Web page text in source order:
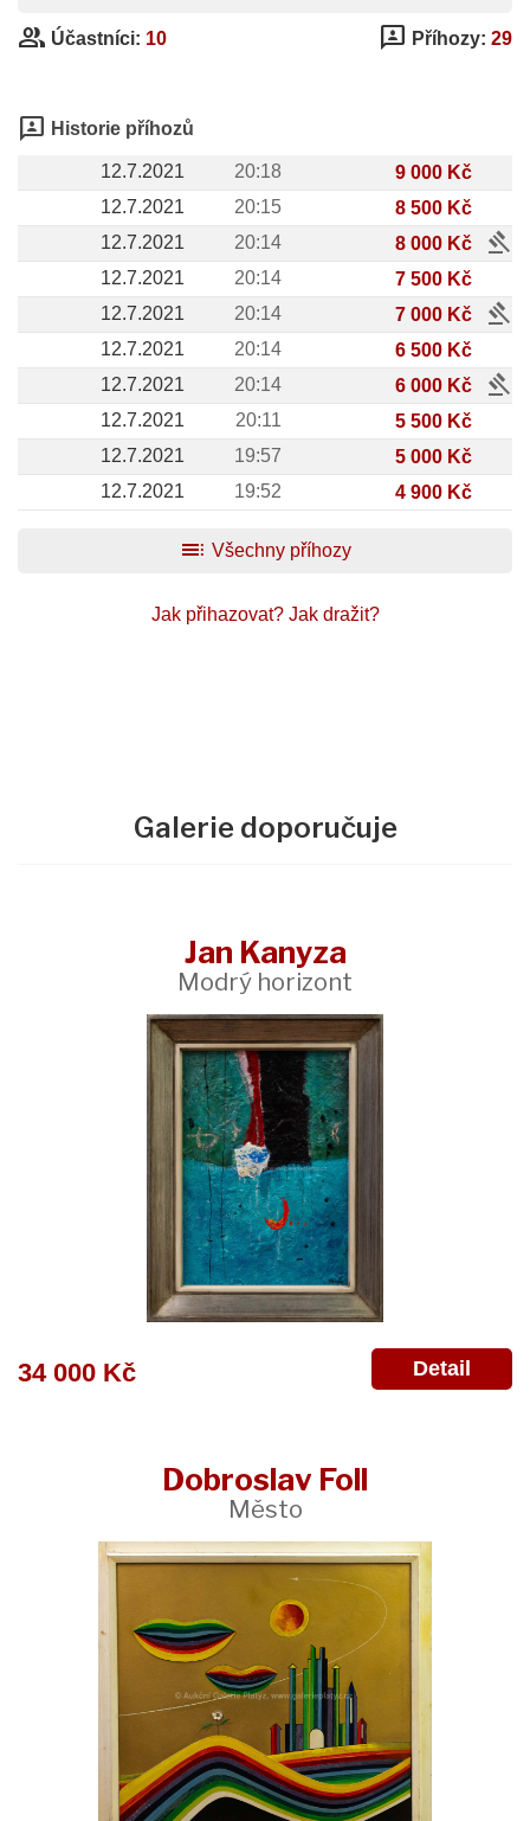
group Účastníci: 10 3p Příhozy: 29
3p Historie příhozů
12.7.2021 20:18
9 000 Kč
12.7.2021
20:15
8 500 Kč
12.7.2021
20:14 8 000 Kč gavel
12.7.2021 20:14
7 500 Kč
12.7.2021
20:14 7 000 Kč gavel
12.7.2021 20:14
6 500 Kč
12.7.2021
20:14 6 000 Kč gavel
12.7.2021 20:11
5 500 Kč
12.7.2021
19:57
5 000 Kč
12.7.2021
19:52 4 900 Kč
toc Všechny příhozy
Jak přihazovat? Jak dražit?
Galerie doporučuje
Jan Kanyza
Modrý horizont
34 000 Kč Detail
Dobroslav Foll
Město